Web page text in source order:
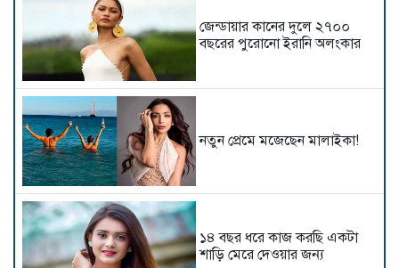
জেন্ডায়ার কানের দুলে ২৭০০
বছরের পুরোনো ইরানি অলংকার
নতুন প্রেমে মজেছেন মালাইকা!
১৪ বছর ধরে কাজ করছি একটা
শাড়ি মেরে দেওয়ার জন্য